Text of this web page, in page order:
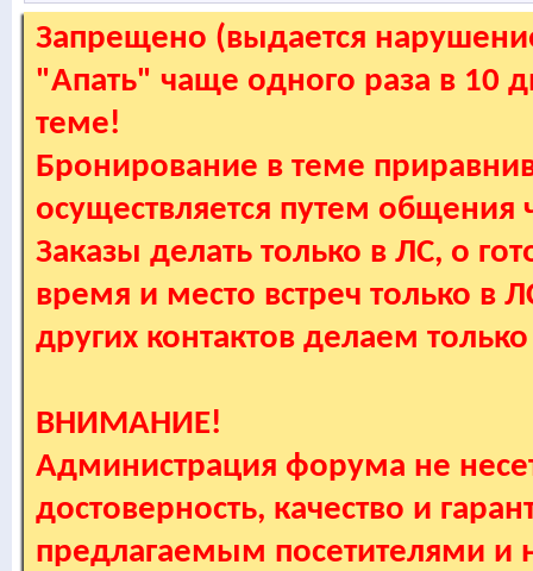
Запрещено (выдается
"Апать" чаще одного раза в 10
теме!
Бронирование в теме
осуществляется путем
Заказы делать только в ЛС, о
время и место встреч только в
других контактов делаем
ВНИМАНИЕ!
Администрация форума не
достоверность, качество и
предлагаемым посетителями и